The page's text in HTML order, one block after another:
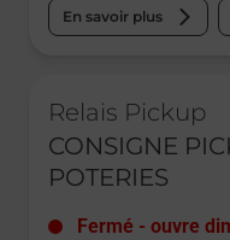
En savoir plus
Relais Pickup
CONSIGNE
POTERIES
Fermé - ouvre